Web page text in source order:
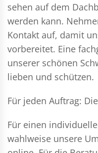
sehen auf dem
werden kann.
Kontakt auf, damit
vorbereitet. Eine
unserer schönen
lieben und schützen.
Für jeden Auftrag:
Für einen
wahlweise unsere